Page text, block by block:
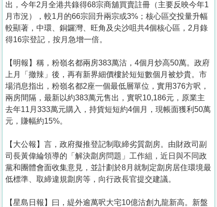
出，今年2月全港共錄得68宗商舖買賣註冊（主要反映今年1
月市況），較1月的66宗回升兩宗或3%；核心區交投量升幅
較顯著，中環、銅鑼灣、旺角及尖沙咀共4個核心區，2月錄
得16宗登記，按月急增一倍。
【明報】稱，粉嶺名都兩房383萬沽，4個月炒高50萬。政府
上月「撤辣」後，再有新界細價樓於短短數個月被炒貴。市
場消息指出，粉嶺名都2座一個最低層單位，實用376方呎，
兩房間隔，最新以約383萬元售出，實呎10,186元，原業主
去年11月333萬元購入，持貨短短約4個月，現帳面獲利50萬
元，賺幅約15%。
【大公報】言，政府擬推登記制取締劣質劏房。由財政司副
司長黃偉綸領導的「解決劏房問題」工作組，近日與不同政
黨和團體會面收集意見，並計劃於8月就制定劏房居住環境最
低標準、取締違規劏房等，向行政長官提交建議。
【星島日報】曰，緹外逾萬呎大宅10億沽創九龍新高。新盤